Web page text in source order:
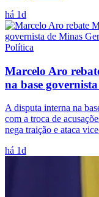
há 1d
Política
Marcelo Aro
na base
A disputa interna na
com a troca de
nega traição e ataca
há 1d